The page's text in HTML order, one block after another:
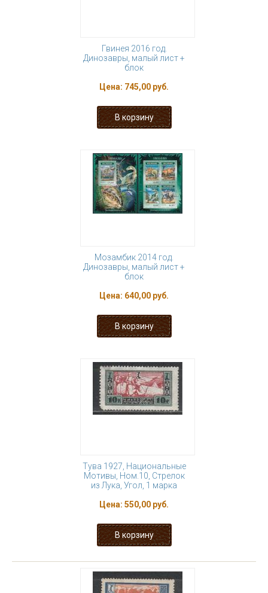
Гвинея 2016 год.
Динозавры, малый лист +
блок
Цена: 745,00 руб.
Мозамбик 2014 год.
Динозавры, малый лист +
блок
Цена: 640,00 руб.
Тува 1927, Национальные
Мотивы, Ном.10, Стрелок
из Лука, Угол, 1 марка
Цена: 550,00 руб.